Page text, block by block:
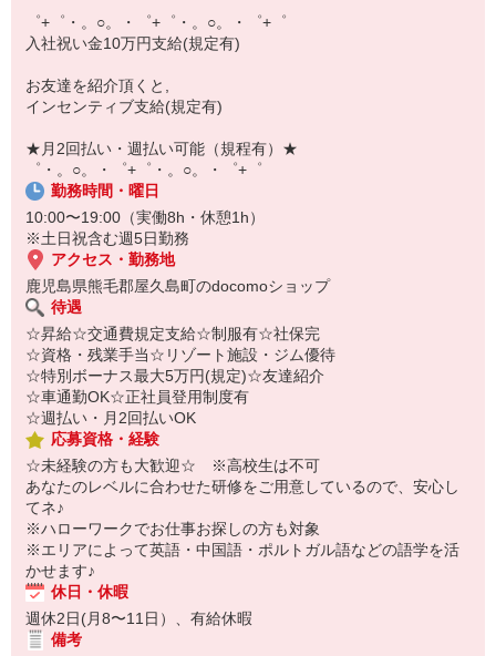
短期・期間限定・オープニング・官公庁案件
上場/優良/大手企業など
【スマホ面接実施中】
￣￣￣￣￣￣￣￣￣
自宅に居ながらスマホでカンタン面接OK！
オンライン面談なのでスピード対応。
即日登録もOK♪
気になった方はお気軽にご相談ください！
゜+゜・。○。・゜+゜・。○。・゜+゜
入社祝い金10万円支給(規定有)
お友達を紹介頂くと,
インセンティブ支給(規定有)
★月2回払い・週払い可能（規程有）★
゜・。○。・゜+゜・。○。・゜+゜
勤務時間・曜日
10:00〜19:00（実働8h・休憩1h）
※土日祝含む週5日勤務
アクセス・勤務地
鹿児島県熊毛郡屋久島町のdocomoショップ
待遇
☆昇給☆交通費規定支給☆制服有☆社保完
☆資格・残業手当☆リゾート施設・ジム優待
☆特別ボーナス最大5万円(規定)☆友達紹介
☆車通勤OK☆正社員登用制度有
☆週払い・月2回払いOK
応募資格・経験
☆未経験の方も大歓迎☆ ※高校生は不可
あなたのレベルに合わせた研修をご用意しているので、安心し
てネ♪
※ハローワークでお仕事お探しの方も対象
※エリアによって英語・中国語・ポルトガル語などの語学を活
かせます♪
休日・休暇
週休2日(月8〜11日）、有給休暇
備考